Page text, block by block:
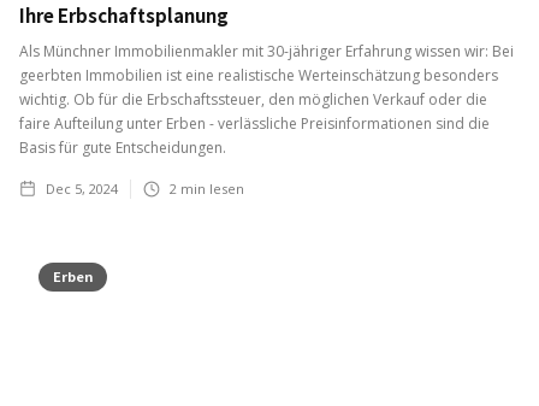
Ihre Erbschaftsplanung
Als Münchner Immobilienmakler mit 30-jähriger Erfahrung wissen wir: Bei
geerbten Immobilien ist eine realistische Werteinschätzung besonders
wichtig. Ob für die Erbschaftssteuer, den möglichen Verkauf oder die
faire Aufteilung unter Erben - verlässliche Preisinformationen sind die
Basis für gute Entscheidungen.
Dec 5, 2024 2 min lesen
Erben